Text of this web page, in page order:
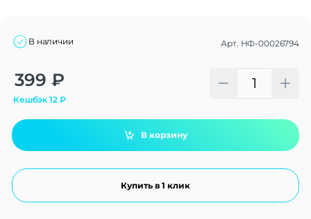
В наличии Арт. НФ-00026794
399 ₽
Кешбэк12₽
В корзину
Купить в 1 клик
Alternative: